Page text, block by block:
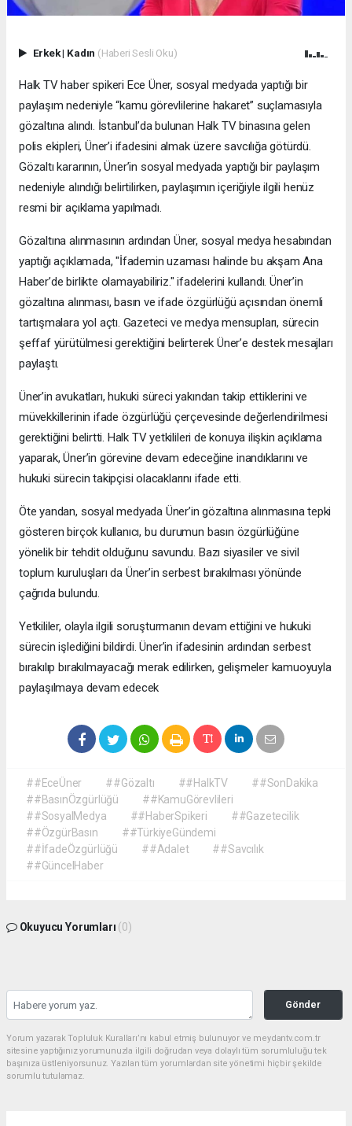
Erkek| Kadın (Haberi Sesli Oku)
Halk TV haber spikeri Ece Üner, sosyal medyada yaptığı bir
paylaşım nedeniyle “kamu görevlilerine hakaret” suçlamasıyla
gözaltına alındı. İstanbul’da bulunan Halk TV binasına gelen
polis ekipleri, Üner’i ifadesini almak üzere savcılığa götürdü.
Gözaltı kararının, Üner’in sosyal medyada yaptığı bir paylaşım
nedeniyle alındığı belirtilirken, paylaşımın içeriğiyle ilgili henüz
resmi bir açıklama yapılmadı.
Gözaltına alınmasının ardından Üner, sosyal medya hesabından
yaptığı açıklamada, "İfademin uzaması halinde bu akşam Ana
Haber’de birlikte olamayabiliriz." ifadelerini kullandı. Üner’in
gözaltına alınması, basın ve ifade özgürlüğü açısından önemli
tartışmalara yol açtı. Gazeteci ve medya mensupları, sürecin
şeffaf yürütülmesi gerektiğini belirterek Üner’e destek mesajları
paylaştı.
Üner’in avukatları, hukuki süreci yakından takip ettiklerini ve
müvekkillerinin ifade özgürlüğü çerçevesinde değerlendirilmesi
gerektiğini belirtti. Halk TV yetkilileri de konuya ilişkin açıklama
yaparak, Üner’in görevine devam edeceğine inandıklarını ve
hukuki sürecin takipçisi olacaklarını ifade etti.
Öte yandan, sosyal medyada Üner’in gözaltına alınmasına tepki
gösteren birçok kullanıcı, bu durumun basın özgürlüğüne
yönelik bir tehdit olduğunu savundu. Bazı siyasiler ve sivil
toplum kuruluşları da Üner’in serbest bırakılması yönünde
çağrıda bulundu.
Yetkililer, olayla ilgili soruşturmanın devam ettiğini ve hukuki
sürecin işlediğini bildirdi. Üner’in ifadesinin ardından serbest
bırakılıp bırakılmayacağı merak edilirken, gelişmeler kamuoyuyla
paylaşılmaya devam edecek
##EceÜner ##Gözaltı ##HalkTV
##SonDakika
##BasınÖzgürlüğü
##KamuGörevlileri
##SosyalMedya
##HaberSpikeri
##Gazetecilik
##ÖzgürBasın
##TürkiyeGündemi
##İfadeÖzgürlüğü
##Adalet
##Savcılık
##GüncelHaber
Okuyucu Yorumları (0)
Gönder
Yorum yazarak Topluluk Kuralları’nı kabul etmiş bulunuyor ve meydantv.com.tr
sitesine yaptığınız yorumunuzla ilgili doğrudan veya dolaylı tüm sorumluluğu tek
başınıza üstleniyorsunuz. Yazılan tüm yorumlardan site yönetimi hiçbir şekilde
sorumlu tutulamaz.